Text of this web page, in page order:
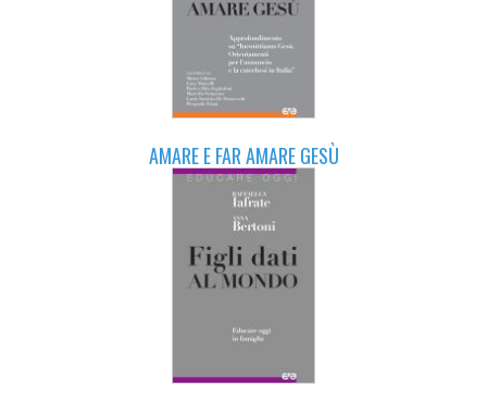
AMARE E FAR AMARE GESÙ